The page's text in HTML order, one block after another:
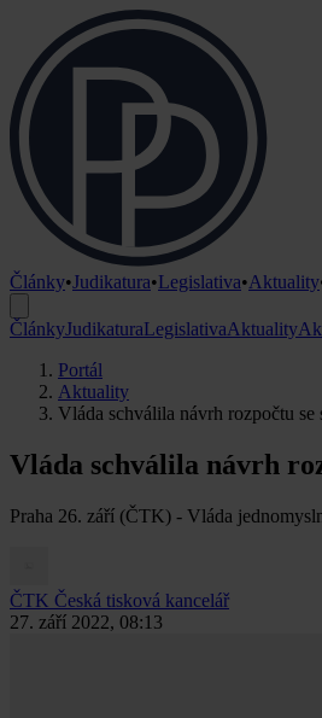
Články•Judikatura•Legislativa•Aktuality
ČlánkyJudikaturaLegislativaAktuality
Portál
Aktuality
Vláda schválila návrh rozpočtu
Vláda schválila návrh
Praha 26. září (ČTK) - Vláda
ČTK Česká tisková kancelář
27. září 2022, 08:13